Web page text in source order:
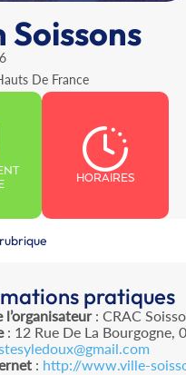
Soissons
De France
HORAIRES
pratiques
l’organisateur: CRAC
: 12 Rue De La Bourgogne,
: http://www.ville-